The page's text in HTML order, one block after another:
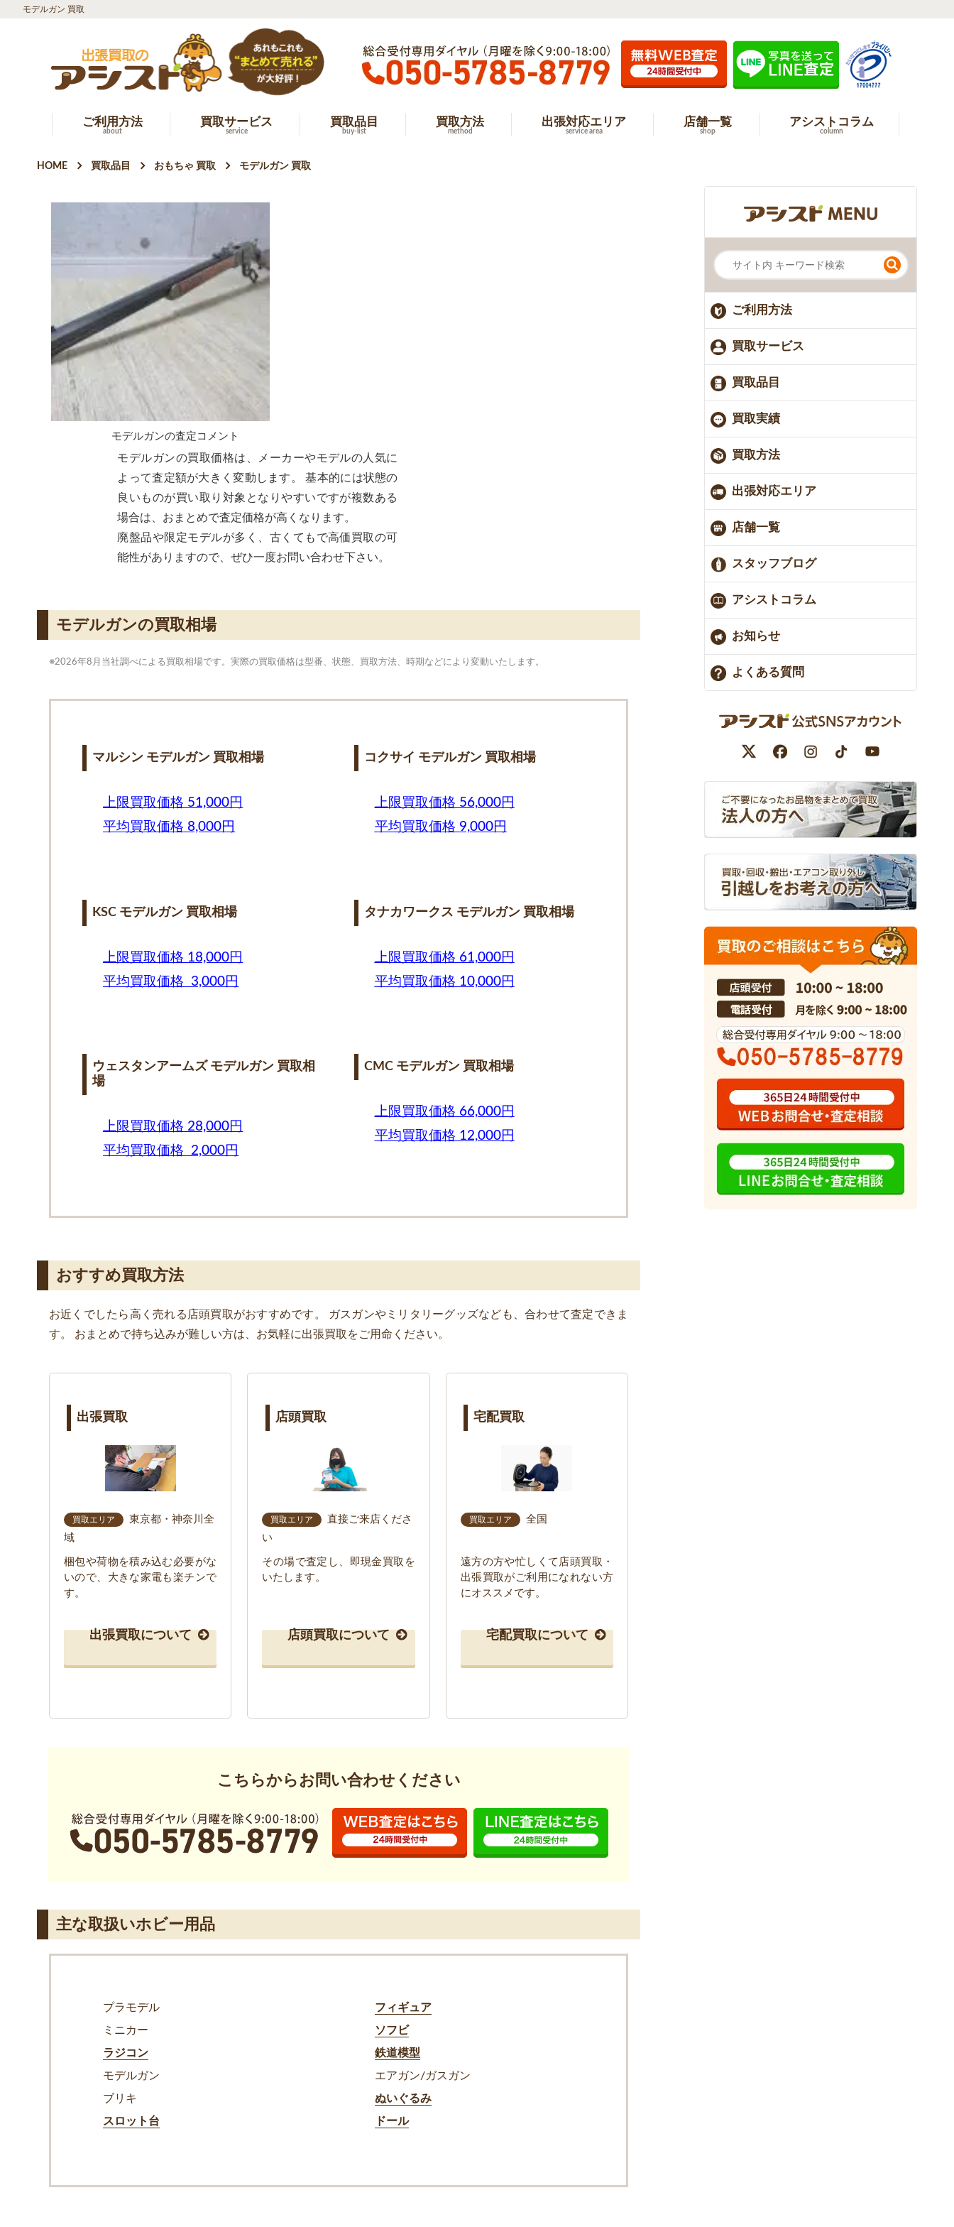
モデルガン 買取
ご利用方法
about
買取サービス
service
買取品目
buy-list
買取方法
method
出張対応エリア
service area
店舗一覧
shop
アシストコラム
column
HOME 買取品目 おもちゃ 買取 モデルガン 買取
モデルガンの査定コメント
モデルガンの買取価格は、メーカーやモデルの人気に
よって査定額が大きく変動します。 基本的には状態の
良いものが買い取り対象となりやすいですが複数ある
場合は、おまとめで査定価格が高くなります。
廃盤品や限定モデルが多く、古くてもで高価買取の可
能性がありますので、ぜひ一度お問い合わせ下さい。
モデルガンの買取相場
※2026年8月当社調べによる買取相場です。実際の買取価格は型番、状態、買取方法、時期などにより変動いたします。
マルシン モデルガン 買取相場
上限買取価格 51,000円
平均買取価格 8,000円
コクサイ モデルガン 買取相場
上限買取価格 56,000円
平均買取価格 9,000円
KSC モデルガン 買取相場
上限買取価格 18,000円
平均買取価格 3,000円
タナカワークス モデルガン 買取相場
上限買取価格 61,000円
平均買取価格 10,000円
ウェスタンアームズ モデルガン 買取相
場
上限買取価格 28,000円
平均買取価格 2,000円
CMC モデルガン 買取相場
上限買取価格 66,000円
平均買取価格 12,000円
おすすめ買取方法
お近くでしたら高く売れる店頭買取がおすすめです。 ガスガンやミリタリーグッズなども、合わせて査定できま
す。 おまとめで持ち込みが難しい方は、お気軽に出張買取をご用命ください。
出張買取
買取エリア
東京都・神奈川全
域
梱包や荷物を積み込む必要がな
いので、大きな家電も楽チンで
す。
出張買取について
店頭買取
買取エリア
直接ご来店くださ
い
その場で査定し、即現金買取を
いたします。
店頭買取について
宅配買取
買取エリア 全国
遠方の方や忙しくて店頭買取・
出張買取がご利用になれない方
にオススメです。
宅配買取について
こちらからお問い合わせください
主な取扱いホビー用品
プラモデル
ミニカー
ラジコン
モデルガン
ブリキ
スロット台
フィギュア
ソフビ
鉄道模型
エアガン/ガスガン
ぬいぐるみ
ドール
ご利用方法
買取サービス
買取品目
買取実績
買取方法
出張対応エリア
店舗一覧
スタッフブログ
アシストコラム
お知らせ
よくある質問